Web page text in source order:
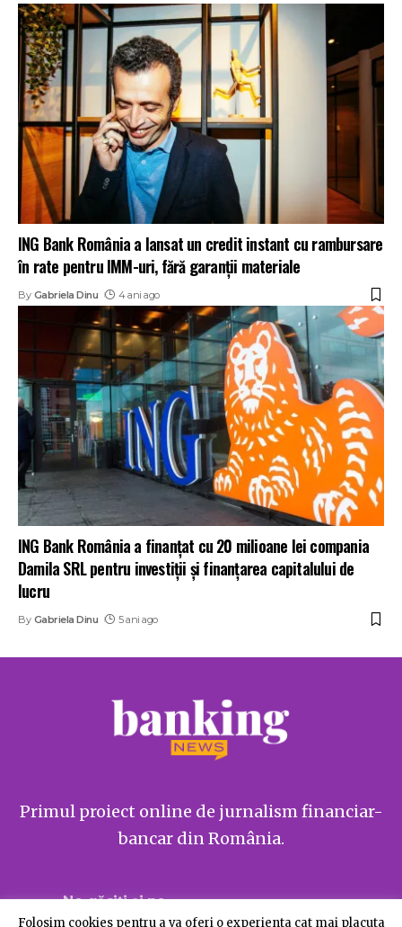
ING Bank România a lansat un credit instant cu rambursare
în rate pentru IMM-uri, fără garanții materiale
By Gabriela Dinu 4 ani ago
ING Bank România a finanțat cu 20 milioane lei compania
Damila SRL pentru investiții și finanțarea capitalului de
lucru
By Gabriela Dinu 5 ani ago
Primul proiect online de jurnalism financiar-
bancar din România.
Ne găsiți și pe
Folosim cookies pentru a va oferi o experienta cat mai placuta